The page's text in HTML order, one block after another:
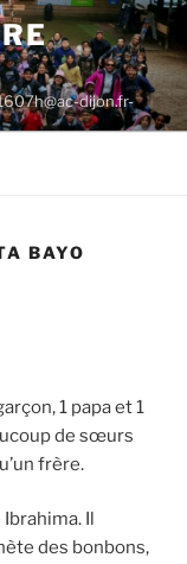
dijon.fr-
BAYO
1 papa et 1
de sœurs
frère.
Il
des bonbons,